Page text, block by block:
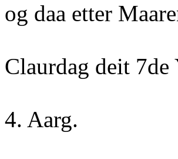
og daa etter
Claurdag deit 7de
4. Aarg.